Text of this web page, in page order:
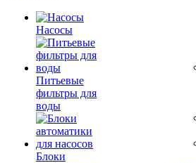
Насосы
Питьевые
фильтры для
воды
Блоки